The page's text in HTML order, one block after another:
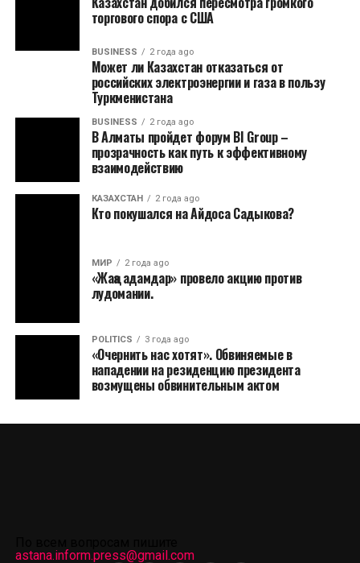
торгового спора с США
BUSINESS 2 года ago
Может ли Казахстан отказаться от
российских электроэнергии и газа в пользу
Туркменистана
BUSINESS 2 года ago
В Алматы пройдет форум BI Group –
прозрачность как путь к эффективному
взаимодействию
КАЗАХСТАН 2 года ago
Кто покушался на Айдоса Садыкова?
МИР 2 года ago
«Жаңа адамдар» провело акцию против
лудомании.
POLITICS 3 года ago
«Очернить нас хотят». Обвиняемые в
нападении на резиденцию президента
возмущены обвинительным актом
astana.inform.press@gmail.com